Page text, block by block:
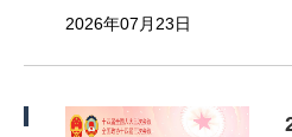
2026年07月23日